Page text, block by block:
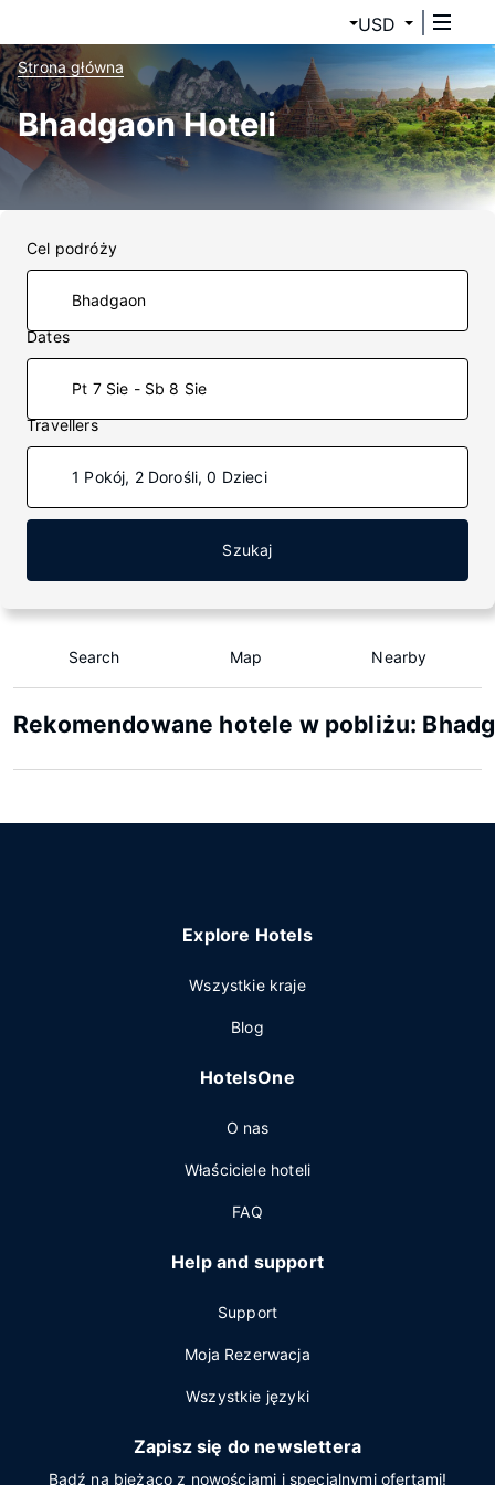
USD
Strona główna
Bhadgaon Hoteli
Cel podróży
Dates
Pt 7 Sie - Sb 8 Sie
Travellers
1 Pokój, 2 Dorośli, 0 Dzieci
Szukaj
Search Map Nearby
Rekomendowane hotele w pobliżu:
Explore Hotels
Wszystkie kraje
Blog
HotelsOne
O nas
Właściciele hoteli
FAQ
Help and support
Support
Moja Rezerwacja
Wszystkie języki
Zapisz się do newslettera
Bądź na bieżąco z nowościami i specjalnymi ofertami!